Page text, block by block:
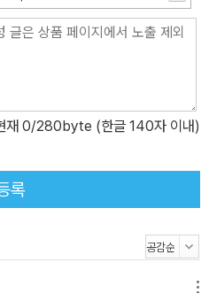
놓고 거리낌없이 유쾌한 농담을
는 육체적 사랑보다 정신적 사랑이
‘수기’ ‘회고록’)라고
의 『갈리아 원정기』?의 효시가
아리스토텔레스에게 영감을 주었
틸리아누스와 수사학자이자 대중
자로 보았다. 키케로도 칭찬한 그
테스와 만날 수 있다.
재 0/280byte (한글 140자 이내)
록